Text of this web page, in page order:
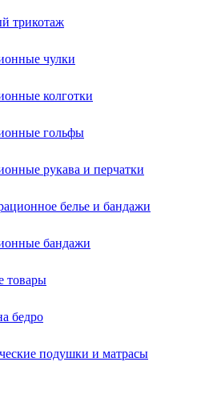
трикотаж
чулки
колготки
гольфы
рукава и перчатки
белье и бандажи
бандажи
товары
бедро
подушки и матрасы